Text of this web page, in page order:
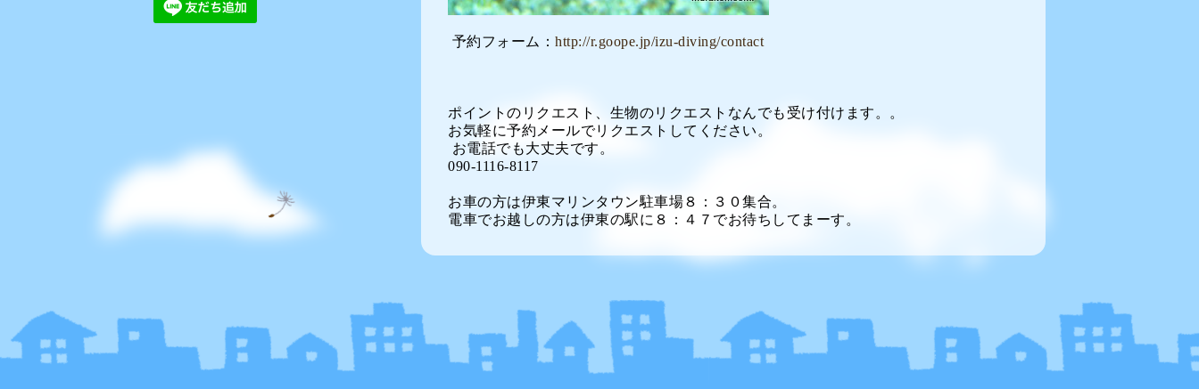
予約フォーム： http://r.goope.jp/izu-diving/contact
ポイントのリクエスト、生物のリクエストなんでも受け付けます。。
お気軽に予約メールでリクエストしてください。
お電話でも大丈夫です。
090-1116-8117
お車の方は伊東マリンタウン駐車場８：３０集合。
電車でお越しの方は伊東の駅に８：４７でお待ちしてまーす。